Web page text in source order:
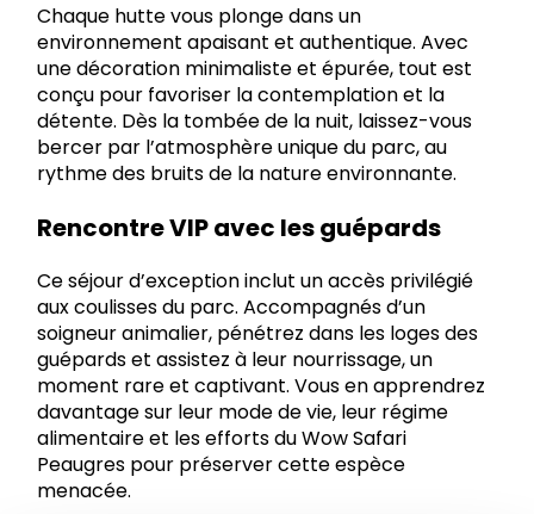
Chaque hutte vous plonge dans un
environnement apaisant et authentique. Avec
une décoration minimaliste et épurée, tout est
conçu pour favoriser la contemplation et la
détente. Dès la tombée de la nuit, laissez-vous
bercer par l’atmosphère unique du parc, au
rythme des bruits de la nature environnante.
Rencontre VIP avec les guépards
Ce séjour d’exception inclut un accès privilégié
aux coulisses du parc. Accompagnés d’un
soigneur animalier, pénétrez dans les loges des
guépards et assistez à leur nourrissage, un
moment rare et captivant. Vous en apprendrez
davantage sur leur mode de vie, leur régime
alimentaire et les efforts du Wow Safari
Peaugres pour préserver cette espèce
menacée.